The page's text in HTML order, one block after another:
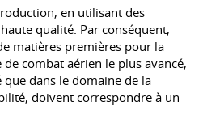
en utilisant des
qualité. Par conséquent,
matières premières pour la
combat aérien le plus avancé,
dans le domaine de la
doivent correspondre à un